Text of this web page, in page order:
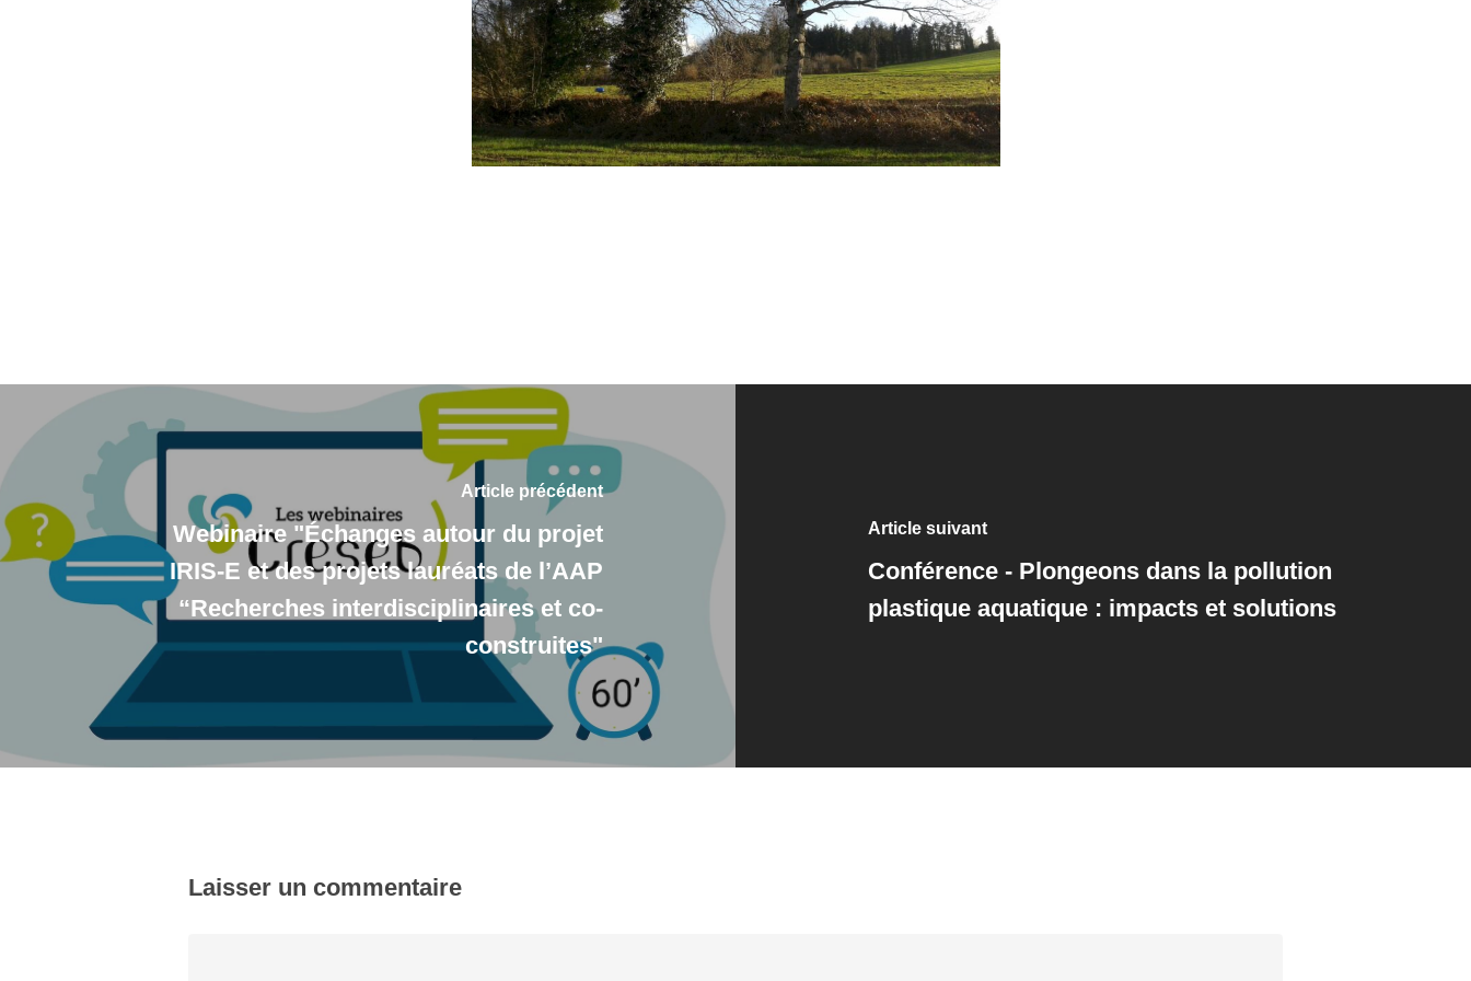
Article précédent
Webinaire "Échanges autour du projet
IRIS-E et des projets lauréats de l’AAP
“Recherches interdisciplinaires et co-
construites"
Article suivant
Conférence - Plongeons dans la pollution
plastique aquatique : impacts et solutions
Laisser un commentaire